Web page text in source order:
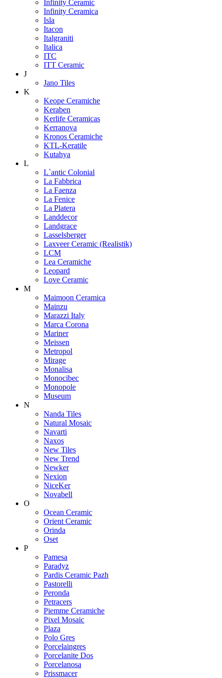
Infinity Ceramic
Infinity Ceramica
Isla
Itacon
Italgraniti
Italica
ITC
ITT Ceramic
J
Jano Tiles
K
Keope Ceramiche
Keraben
Kerlife Ceramicas
Kerranova
Kronos Ceramiche
KTL-Keratile
Kutahya
L
L`antic Colonial
La Fabbrica
La Faenza
La Fenice
La Platera
Landdecor
Landgrace
Lasselsberger
Laxveer Ceramic (Realistik)
LCM
Lea Ceramiche
Leopard
Love Ceramic
M
Maimoon Ceramica
Mainzu
Marazzi Italy
Marca Corona
Mariner
Meissen
Metropol
Mirage
Monalisa
Monocibec
Monopole
Museum
N
Nanda Tiles
Natural Mosaic
Navarti
Naxos
New Tiles
New Trend
Newker
Nexion
NiceKer
Novabell
O
Ocean Ceramic
Orient Ceramic
Orinda
Oset
P
Pamesa
Paradyz
Pardis Ceramic Pazh
Pastorelli
Peronda
Petracers
Piemme Ceramiche
Pixel Mosaic
Plaza
Polo Gres
Porcelaingres
Porcelanite Dos
Porcelanosa
Prissmacer